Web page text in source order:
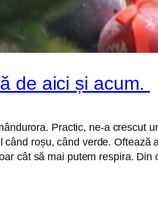
de aici și acum.
Practic, ne-a crescut
roșu, când verde. Oftează
cât să mai putem respira. Din